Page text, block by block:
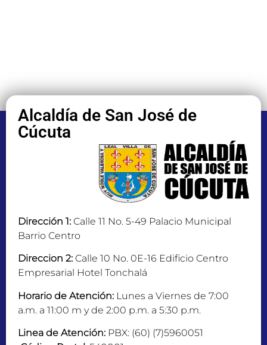
Alcaldía de San José de
Cúcuta
Dirección 1: Calle 11 No. 5-49 Palacio Municipal
Barrio Centro
Direccion 2: Calle 10 No. 0E-16 Edificio Centro
Empresarial Hotel Tonchalá
Horario de Atención: Lunes a Viernes de 7:00
a.m. a 11:00 m y de 2:00 p.m. a 5:30 p.m.
Linea de Atención: PBX: (60) (7)5960051